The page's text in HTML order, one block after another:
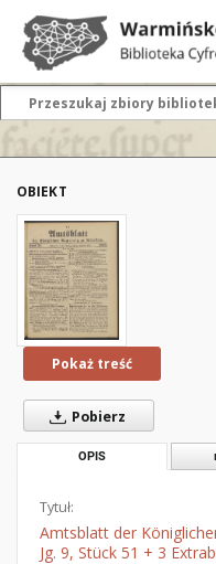
OBIEKT
Pokaż treść
Pobierz
OPIS
Tytuł:
Amtsblatt der
Jg. 9, Stück 51 + 3